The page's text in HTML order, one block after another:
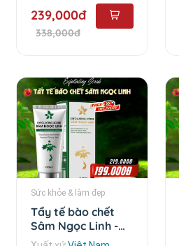
239,000đ
338,000đ
Sức khỏe & làm đẹp
Tẩy tế bào chết
Sâm Ngọc Linh -
100ml